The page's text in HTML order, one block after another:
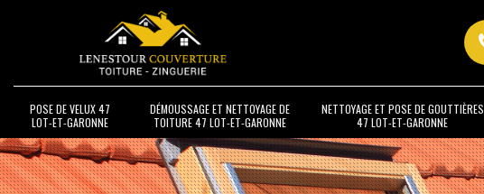
POSE DE VELUX 47
LOT-ET-GARONNE
DÉMOUSSAGE ET NETTOYAGE DE
TOITURE 47 LOT-ET-GARONNE
NETTOYAGE ET POSE DE GOUTTIÈRES
47 LOT-ET-GARONNE